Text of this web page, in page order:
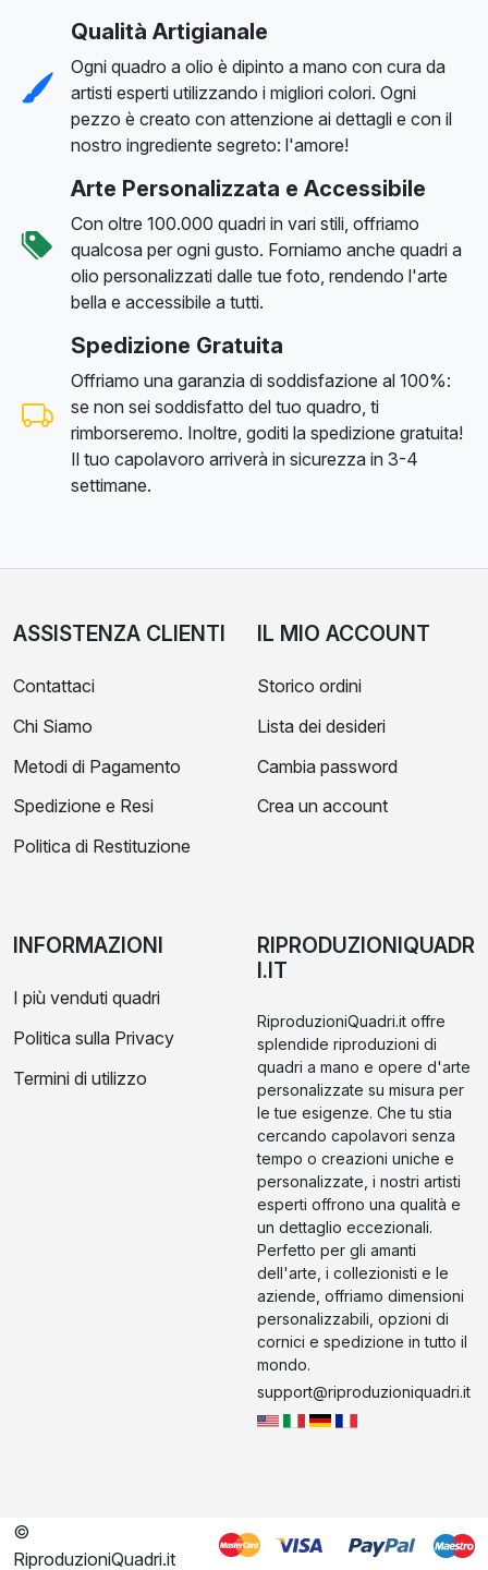
Qualità Artigianale
Ogni quadro a olio è dipinto a mano con cura da
artisti esperti utilizzando i migliori colori. Ogni
pezzo è creato con attenzione ai dettagli e con il
nostro ingrediente segreto: l'amore!
Arte Personalizzata e Accessibile
Con oltre 100.000 quadri in vari stili, offriamo
qualcosa per ogni gusto. Forniamo anche quadri a
olio personalizzati dalle tue foto, rendendo l'arte
bella e accessibile a tutti.
Spedizione Gratuita
Offriamo una garanzia di soddisfazione al 100%:
se non sei soddisfatto del tuo quadro, ti
rimborseremo. Inoltre, goditi la spedizione gratuita!
Il tuo capolavoro arriverà in sicurezza in 3-4
settimane.
ASSISTENZA CLIENTI
Contattaci
Chi Siamo
Metodi di Pagamento
Spedizione e Resi
Politica di Restituzione
IL MIO ACCOUNT
Storico ordini
Lista dei desideri
Cambia password
Crea un account
INFORMAZIONI
I più venduti quadri
Politica sulla Privacy
Termini di utilizzo
RIPRODUZIONIQUADR
I.IT
RiproduzioniQuadri.it offre
splendide riproduzioni di
quadri a mano e opere d'arte
personalizzate su misura per
le tue esigenze. Che tu stia
cercando capolavori senza
tempo o creazioni uniche e
personalizzate, i nostri artisti
esperti offrono una qualità e
un dettaglio eccezionali.
Perfetto per gli amanti
dell'arte, i collezionisti e le
aziende, offriamo dimensioni
personalizzabili, opzioni di
cornici e spedizione in tutto il
mondo.
support@riproduzioniquadri.it
©
RiproduzioniQuadri.it